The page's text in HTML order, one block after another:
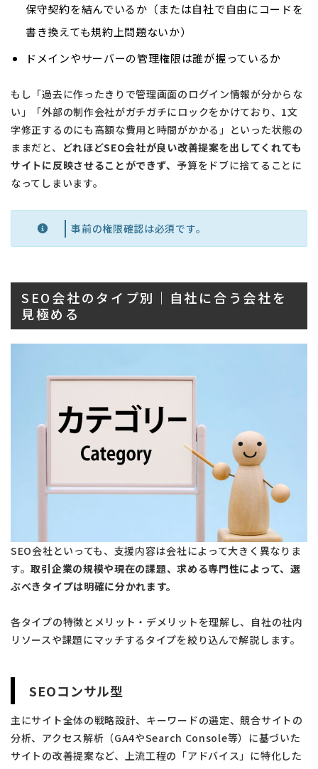
保守契約を結んでいるか（または自社で自由にコードを
書き換えても規約上問題ないか）
ドメインやサーバーの管理権限は誰が握っているか
もし「過去に作ったきりで管理画面のログイン情報が分からな
い」「外部の制作会社がガチガチにロックをかけており、1文
字修正するのにも高額な費用と時間がかかる」といった状態の
ままだと、 どれほどSEO会社が良い改善提案を出してくれても
サイトに反映させることができず、 予算をドブに捨てることに
なってしまいます。
事前の権限確認は必須です。
SEO会社のタイプ別｜自社に合う会社を
見極める
SEO会社といっても、支援内容は会社によって大きく異なりま
す。取引企業の規模や現在の課題、求める専門性によって、選
ぶべきタイプは明確に分かれます。
各タイプの特徴とメリット・デメリットを理解し、自社の社内
リソースや課題にマッチするタイプを絞り込んで解説します。
SEOコンサル型
主にサイト全体の戦略設計、キーワードの選定、競合サイトの
分析、アクセス解析（GA4やSearch Console等）に基づいた
サイトの改善提案など、上流工程の「アドバイス」に特化した